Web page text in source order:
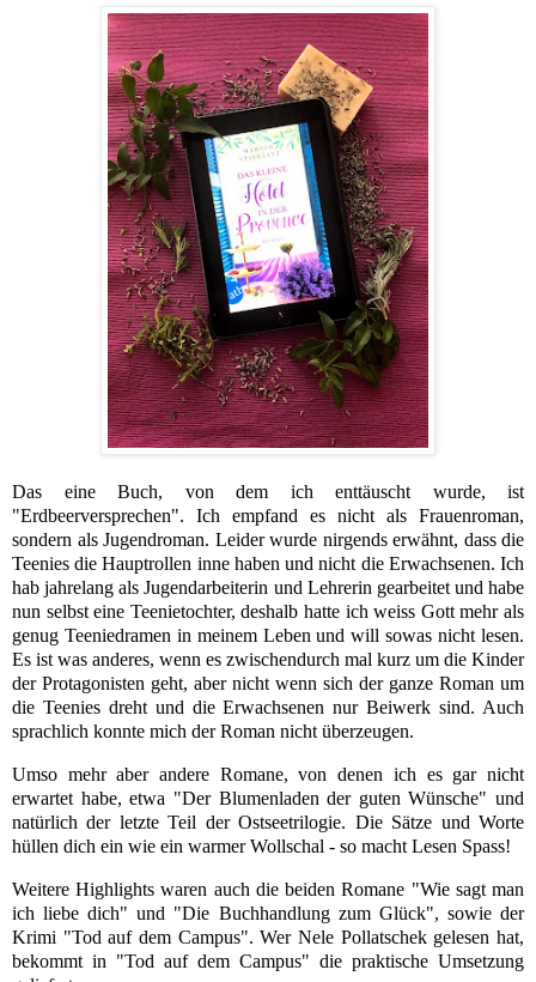
Das eine Buch, von dem ich enttäuscht wurde, ist
"Erdbeerversprechen". Ich empfand es nicht als Frauenroman,
sondern als Jugendroman. Leider wurde nirgends erwähnt, dass die
Teenies die Hauptrollen inne haben und nicht die Erwachsenen. Ich
hab jahrelang als Jugendarbeiterin und Lehrerin gearbeitet und habe
nun selbst eine Teenietochter, deshalb hatte ich weiss Gott mehr als
genug Teeniedramen in meinem Leben und will sowas nicht lesen.
Es ist was anderes, wenn es zwischendurch mal kurz um die Kinder
der Protagonisten geht, aber nicht wenn sich der ganze Roman um
die Teenies dreht und die Erwachsenen nur Beiwerk sind. Auch
sprachlich konnte mich der Roman nicht überzeugen.
Umso mehr aber andere Romane, von denen ich es gar nicht
erwartet habe, etwa "Der Blumenladen der guten Wünsche" und
natürlich der letzte Teil der Ostseetrilogie. Die Sätze und Worte
hüllen dich ein wie ein warmer Wollschal - so macht Lesen Spass!
Weitere Highlights waren auch die beiden Romane "Wie sagt man
ich liebe dich" und "Die Buchhandlung zum Glück", sowie der
Krimi "Tod auf dem Campus". Wer Nele Pollatschek gelesen hat,
bekommt in "Tod auf dem Campus" die praktische Umsetzung